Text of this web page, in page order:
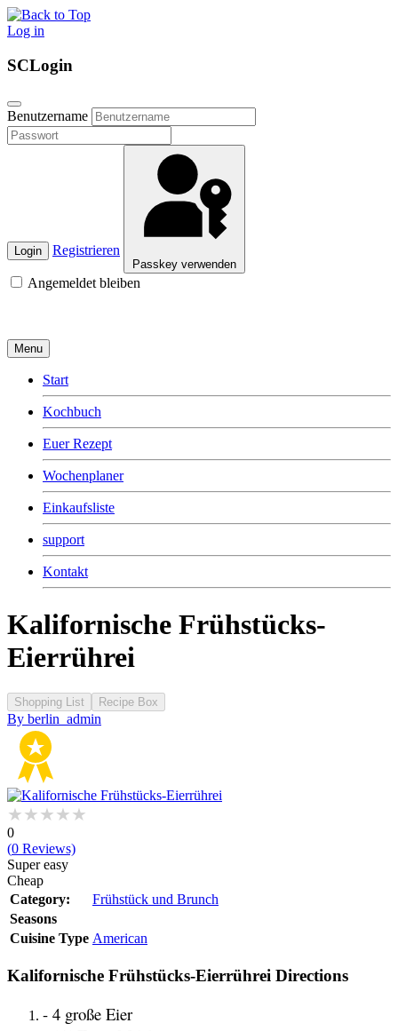
Log in
SCLogin
Benutzername
Login Registrieren
Passkey verwenden
Angemeldet bleiben
Menu
Start
Kochbuch
Euer Rezept
Wochenplaner
Einkaufsliste
support
Kontakt
Kalifornische Frühstücks-
Eierrührei
Shopping List Recipe Box
By berlin_admin
0
(0 Reviews)
Super easy
Cheap
Category:
Frühstück und Brunch
Seasons
Cuisine Type American
Kalifornische Frühstücks-Eierrührei Directions
- 4 große Eier